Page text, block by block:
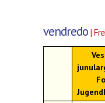
vendredo |